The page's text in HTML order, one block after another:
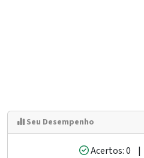
Seu Desempenho
Acertos: 0 |